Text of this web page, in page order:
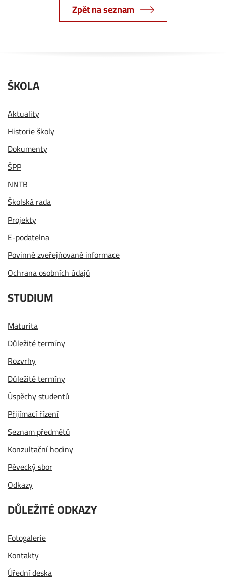
Zpět na seznam
ŠKOLA
Aktuality
Historie školy
Dokumenty
ŠPP
NNTB
Školská rada
Projekty
E-podatelna
Povinně zveřejňované informace
Ochrana osobních údajů
STUDIUM
Maturita
Důležité termíny
Rozvrhy
Důležité termíny
Úspěchy studentů
Přijímací řízení
Seznam předmětů
Konzultační hodiny
Pěvecký sbor
Odkazy
DŮLEŽITÉ ODKAZY
Fotogalerie
Kontakty
Úřední deska